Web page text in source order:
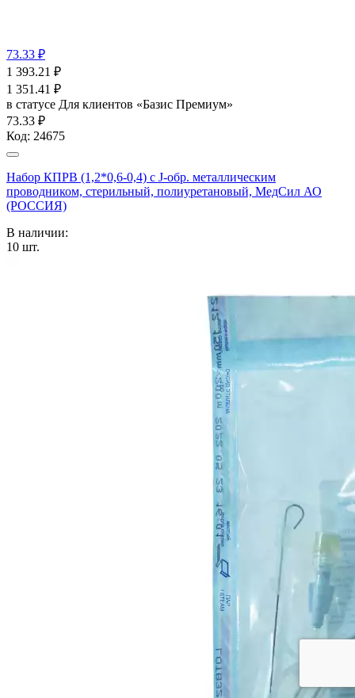
73.33 ₽
1 393.21 ₽
1 351.41 ₽
в статусе Для клиентов «Базис Премиум»
73.33 ₽
Код: 24675
Набор КПРВ (1,2*0,6-0,4) с J-обр. металлическим
проводником, стерильный, полиуретановый, МедСил АО
(РОССИЯ)
В наличии:
10 шт.